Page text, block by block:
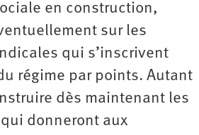
en construction,
sur les
qui s’inscrivent
régime par points. Autant
dès maintenant les
donneront aux